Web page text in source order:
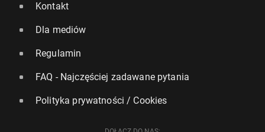
Kontakt
Dla mediów
Regulamin
FAQ - Najczęściej zadawane pytania
Polityka prywatności / Cookies